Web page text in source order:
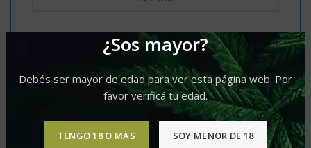
¿Sos mayor?
Debés ser mayor de edad para ver esta página web. Por
favor verificá tu edad.
TENGO 18 O MÁS SOY MENOR DE 18
Agregar a lista de deseos
Categoría: Fem